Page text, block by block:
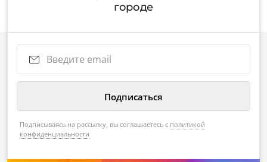
городе
Подписываясь на рассылку, вы соглашаетесь с политикой
конфиденциальности